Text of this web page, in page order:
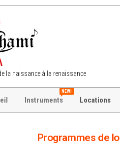
la naissance à la renaissance
Instruments
NEW!
Locations
Programmes de